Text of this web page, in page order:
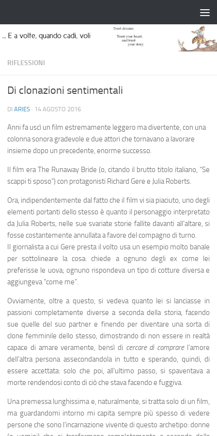
RIFLESSIONI
Di clonazioni sentimentali
DI ARIES · 14 AGOSTO 2016
Anni fa uscì un film estremamente leggero ma divertente, con una
colonna sonora gradevole e due attori che tornavano a lavorare
insieme dopo un precedente, enorme successo.
Il film era The Runaway Bride (o, citando il brutto titolo italiano, “Se
scappi ti sposo”) con protagonisti Richard Gere e Julia Roberts.
Ora, indipendentemente dal fatto che il film vi sia piaciuto, uno degli
elementi portanti dello stesso è quanto il personaggio interpretato
da Julia Roberts, nelle sue svariate storie fallite davanti all’altare, si
fosse costantemente annullata a favore del compagno di turno.
Il giornalista a cui Gere presta il volto usa un esempio molto banale
per sottolineare la cosa: chiede a ognuno degli ex come lei
preferisse le uova; ognuno rispondeva un tipo di cotture diversa e
aggiungeva “come me”.
Ovviamente, oltre a questo, si vedeva quanto lei si lanciasse in
passioni completamente diverse a seconda della storia, facendo
sue quelle del suo partner e finendo per diventare una sorta di
clone femminile dello stesso, dimostrando di non essere in realtà
capace di amare veramente, bensì di cercare di comprare l’amore
dell’altra persona assecondandola in tutto e sperando, quindi, di
essere accettata: solo che poi, all’ultimo passo, si spaventava a
morte rendendosi conto di ciò che stava facendo e fuggiva.
Una premessa lunghissima e, naturalmente, si tratta solo di un film,
ma guardandomi intorno mi capita sempre più spesso di vedere
persone che sono l’incarnazione vivente di questo archetipo: donne